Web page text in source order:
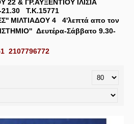
22 & ΓΡ.ΑΥΞΕΝΤΙΟΥ ΙΛΙΣΙΑ
21.30 Τ.Κ.15771
ΜΙΛΤΙΑΔΟΥ 4 4'λεπτά απο τον
Δευτέρα-Σάββατο 9.30-
2107796772